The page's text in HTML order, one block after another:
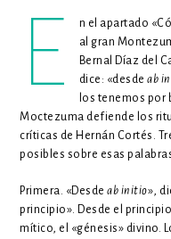
E
n el apartado
al gran
Bernal Díaz del
dice: «desdeab
los tenemos por
Moctezuma defiende los
críticas de Hernán Cortés.
posibles sobre esas
Primera. «Desdeab initio»,
principio». Desde el
mítico, el «génesis» divino.